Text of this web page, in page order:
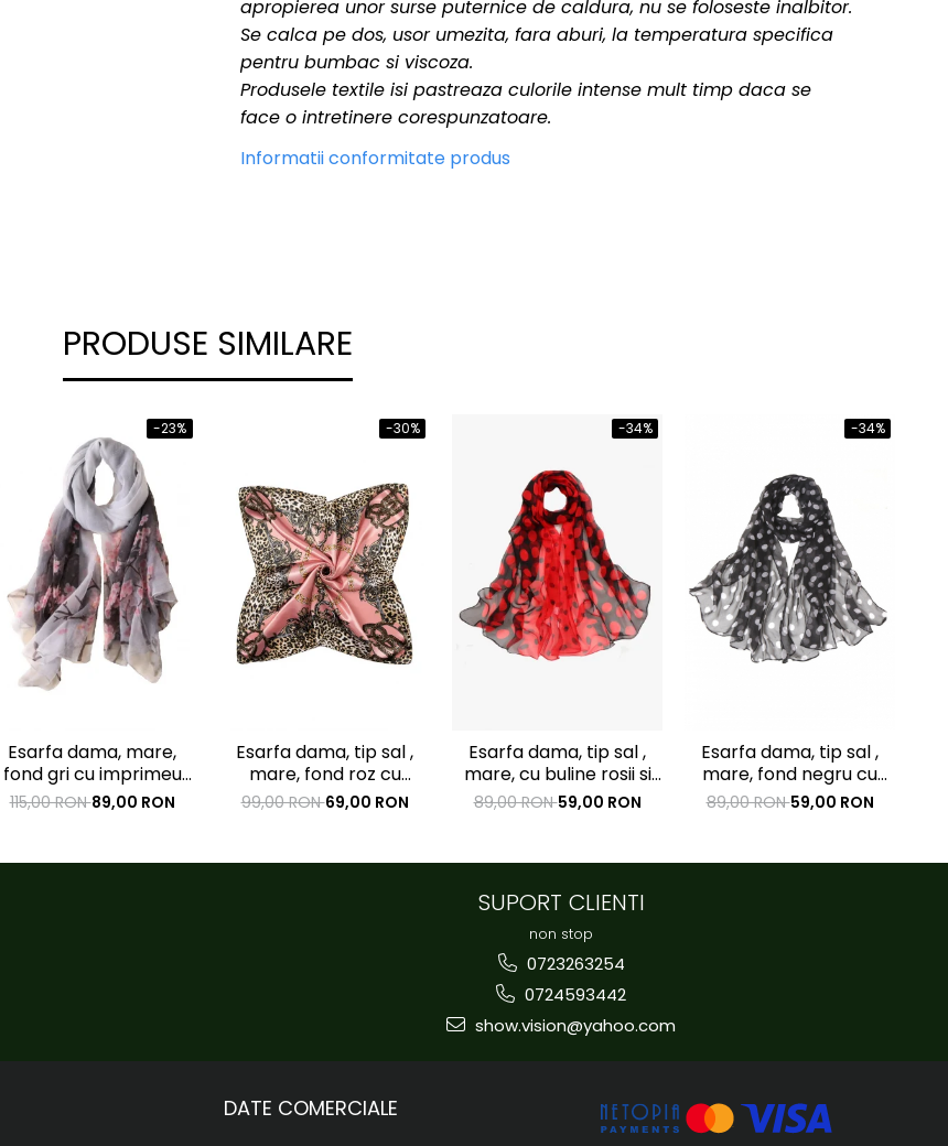
apropierea unor surse puternice de caldura, nu se foloseste inalbitor.
Se calca pe dos, usor umezita, fara aburi, la temperatura specifica
pentru bumbac si viscoza.
Produsele textile isi pastreaza culorile intense mult timp daca se
face o intretinere corespunzatoare.
Informatii conformitate produs
PRODUSE SIMILARE
-23%
Esarfa dama, mare,
fond gri cu imprimeu
floral roz, 1800x1450mm
115,00 RON89,00 RON
-30%
Esarfa dama, tip sal ,
mare, fond roz cu
diverse forme, 90x90
99,00 RON69,00 RON
-34%
Esarfa dama, tip sal ,
mare, cu buline rosii si
negre, 50x160 cm
89,00 RON59,00 RON
-34%
Esarfa dama, tip sal ,
mare, fond negru cu
buline albe , 50x160 cm
89,00 RON59,00 RON
SUPORT CLIENTI
non stop
0723263254
0724593442
show.vision@yahoo.com
DATE COMERCIALE